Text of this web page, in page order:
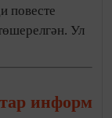
повесте
Ул
информ